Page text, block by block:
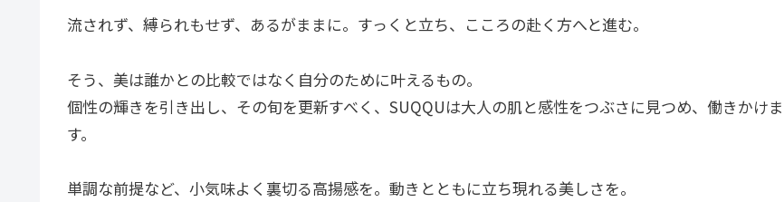
流されず、縛られもせず、あるがままに。すっくと立ち、こころの赴く方へと進む。
そう、美は誰かとの比較ではなく自分のために叶えるもの。
個性の輝きを引き出し、その旬を更新すべく、SUQQUは大人の肌と感性をつぶさに見つめ、働きかけま
す。
単調な前提など、小気味よく裏切る高揚感を。動きとともに立ち現れる美しさを。